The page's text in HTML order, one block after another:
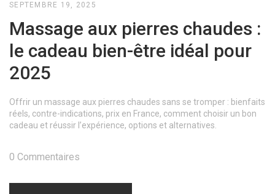
SEPTEMBRE 19, 2025
Massage aux pierres chaudes :
le cadeau bien-être idéal pour
2025
Offrir un massage aux pierres chaudes sans se tromper : bienfaits
réels, contre-indications, prix en France, comment choisir un bon
cadeau et réussir l’expérience, options et alternatives.
0 Commentaires